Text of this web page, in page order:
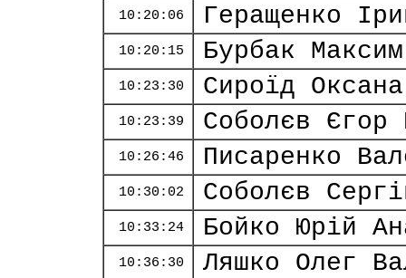
10:20:06 Геращенко
10:20:15 Бурбак
10:23:30 Сироїд
10:23:39 Соболєв Єгор
10:26:46 Писаренко
10:30:02 Соболєв
10:33:24 Бойко Юрій
10:36:30 Ляшко Олег